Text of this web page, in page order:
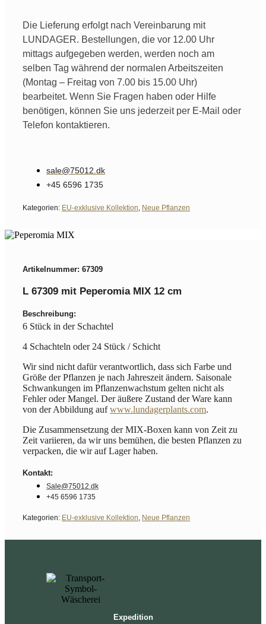
Die Lieferung erfolgt nach Vereinbarung mit
LUNDAGER. Bestellungen, die vor 12.00 Uhr
mittags aufgegeben werden, werden noch am
selben Tag während der normalen Arbeitszeiten
(Montag – Freitag von 7.00 bis 15.00 Uhr)
bearbeitet. Wenn Sie Fragen haben oder Hilfe
benötigen, können Sie uns jederzeit per E-Mail oder
Telefon kontaktieren.
sale@75012.dk
+45 6596 1735
Kategorien: EU-exklusive Kollektion Neue Pflanzen
Artikelnummer: 67309
L 67309 mit Peperomia MIX 12 cm
Beschreibung:
6 Stück in der Schachtel
4 Schachteln oder 24 Stück / Schicht
Wir sind nicht dafür verantwortlich, dass sich Farbe und
Größe der Pflanzen je nach Jahreszeit ändern. Saisonale
Schwankungen im Pflanzenwachstum gelten nicht als
Fehler oder Mangel. Der äußere Zustand der Ware kann
von der Abbildung aufwww.lundagerplants.com.
Die Zusammensetzung der MIX-Boxen kann von Zeit zu
Zeit variieren, da wir uns bemühen, die besten Pflanzen zu
verpacken, die wir auf Lager haben.
Kontakt:
Sale@75012.dk
+45 6596 1735
Kategorien: EU-exklusive Kollektion Neue Pflanzen
Expedition